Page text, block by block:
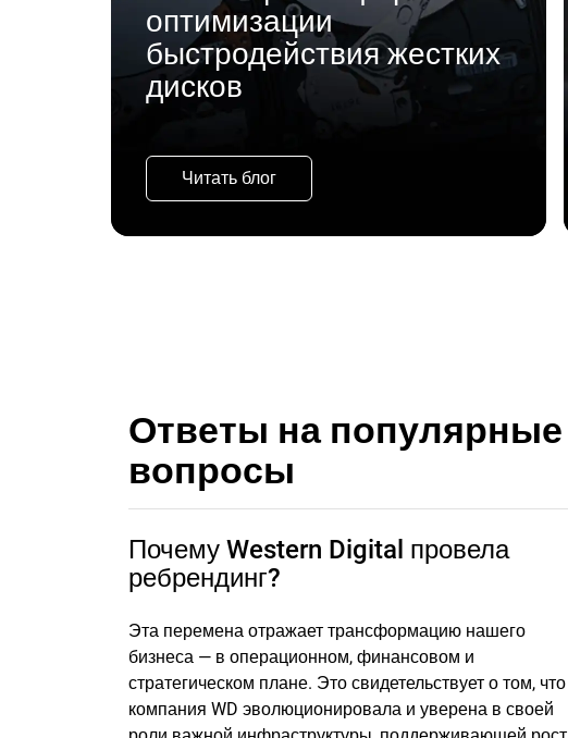
оптимизации
быстродействия жестких
дисков
Читать блог
Ответы на популярные
вопросы
Почему Western Digital провела
ребрендинг?
Эта перемена отражает трансформацию нашего
бизнеса — в операционном, финансовом и
стратегическом плане. Это свидетельствует о том, что
компания WD эволюционировала и уверена в своей